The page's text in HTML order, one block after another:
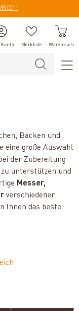
Konto Merkliste Warenkorb
Backen und
eine große Auswahl
der Zubereitung
unterstützen und
Messer,
verschiedener
Ihnen das beste